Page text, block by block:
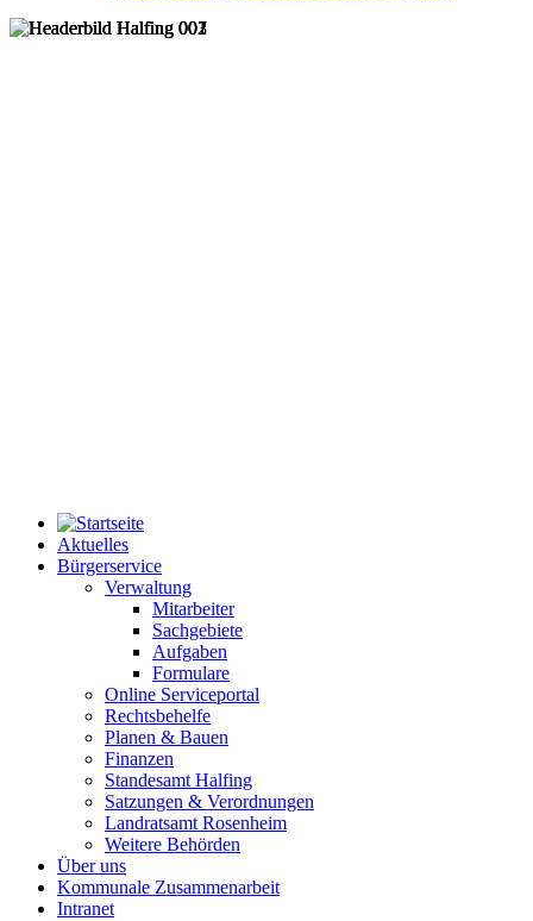
Aktuelles
Bürgerservice
Verwaltung
Mitarbeiter
Sachgebiete
Aufgaben
Formulare
Online Serviceportal
Rechtsbehelfe
Planen & Bauen
Finanzen
Standesamt Halfing
Satzungen & Verordnungen
Landratsamt Rosenheim
Weitere Behörden
Über uns
Kommunale Zusammenarbeit
Intranet